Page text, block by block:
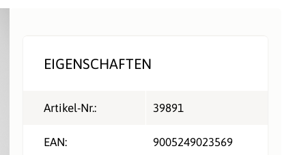
EIGENSCHAFTEN
Artikel-Nr.: 39891
EAN: 9005249023569